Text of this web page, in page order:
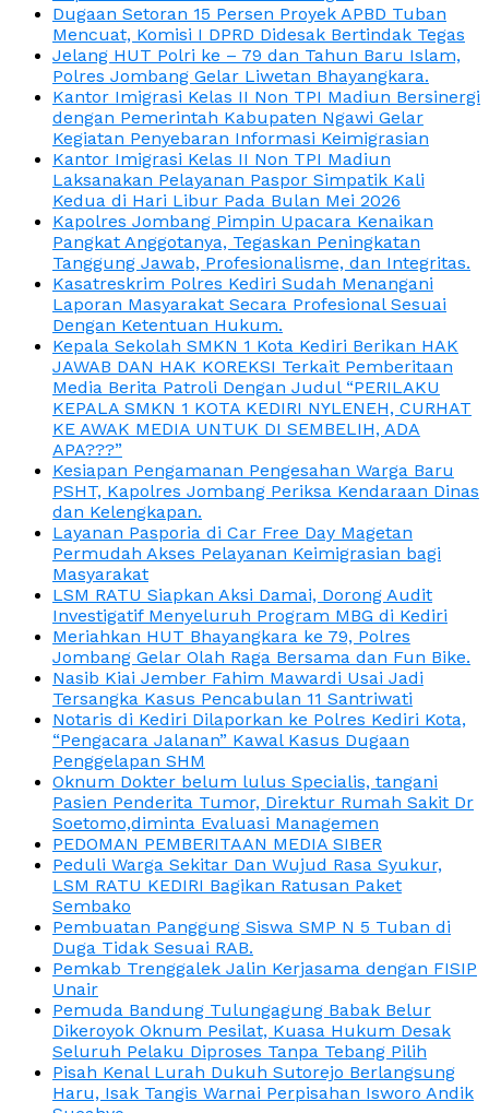
Dugaan Setoran 15 Persen Proyek APBD Tuban
Mencuat, Komisi I DPRD Didesak Bertindak Tegas
Jelang HUT Polri ke – 79 dan Tahun Baru Islam,
Polres Jombang Gelar Liwetan Bhayangkara.
Kantor Imigrasi Kelas II Non TPI Madiun Bersinergi
dengan Pemerintah Kabupaten Ngawi Gelar
Kegiatan Penyebaran Informasi Keimigrasian
Kantor Imigrasi Kelas II Non TPI Madiun
Laksanakan Pelayanan Paspor Simpatik Kali
Kedua di Hari Libur Pada Bulan Mei 2026
Kapolres Jombang Pimpin Upacara Kenaikan
Pangkat Anggotanya, Tegaskan Peningkatan
Tanggung Jawab, Profesionalisme, dan Integritas.
Kasatreskrim Polres Kediri Sudah Menangani
Laporan Masyarakat Secara Profesional Sesuai
Dengan Ketentuan Hukum.
Kepala Sekolah SMKN 1 Kota Kediri Berikan HAK
JAWAB DAN HAK KOREKSI Terkait Pemberitaan
Media Berita Patroli Dengan Judul “PERILAKU
KEPALA SMKN 1 KOTA KEDIRI NYLENEH, CURHAT
KE AWAK MEDIA UNTUK DI SEMBELIH, ADA
APA???”
Kesiapan Pengamanan Pengesahan Warga Baru
PSHT, Kapolres Jombang Periksa Kendaraan Dinas
dan Kelengkapan.
Layanan Pasporia di Car Free Day Magetan
Permudah Akses Pelayanan Keimigrasian bagi
Masyarakat
LSM RATU Siapkan Aksi Damai, Dorong Audit
Investigatif Menyeluruh Program MBG di Kediri
Meriahkan HUT Bhayangkara ke 79, Polres
Jombang Gelar Olah Raga Bersama dan Fun Bike.
Nasib Kiai Jember Fahim Mawardi Usai Jadi
Tersangka Kasus Pencabulan 11 Santriwati
Notaris di Kediri Dilaporkan ke Polres Kediri Kota,
“Pengacara Jalanan” Kawal Kasus Dugaan
Penggelapan SHM
Oknum Dokter belum lulus Specialis, tangani
Pasien Penderita Tumor, Direktur Rumah Sakit Dr
Soetomo,diminta Evaluasi Managemen
PEDOMAN PEMBERITAAN MEDIA SIBER
Peduli Warga Sekitar Dan Wujud Rasa Syukur,
LSM RATU KEDIRI Bagikan Ratusan Paket
Sembako
Pembuatan Panggung Siswa SMP N 5 Tuban di
Duga Tidak Sesuai RAB.
Pemkab Trenggalek Jalin Kerjasama dengan FISIP
Unair
Pemuda Bandung Tulungagung Babak Belur
Dikeroyok Oknum Pesilat, Kuasa Hukum Desak
Seluruh Pelaku Diproses Tanpa Tebang Pilih
Pisah Kenal Lurah Dukuh Sutorejo Berlangsung
Haru, Isak Tangis Warnai Perpisahan Isworo Andik